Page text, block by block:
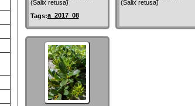
(Salix retusa)
Tags:a_2017_08
(Salix retusa)